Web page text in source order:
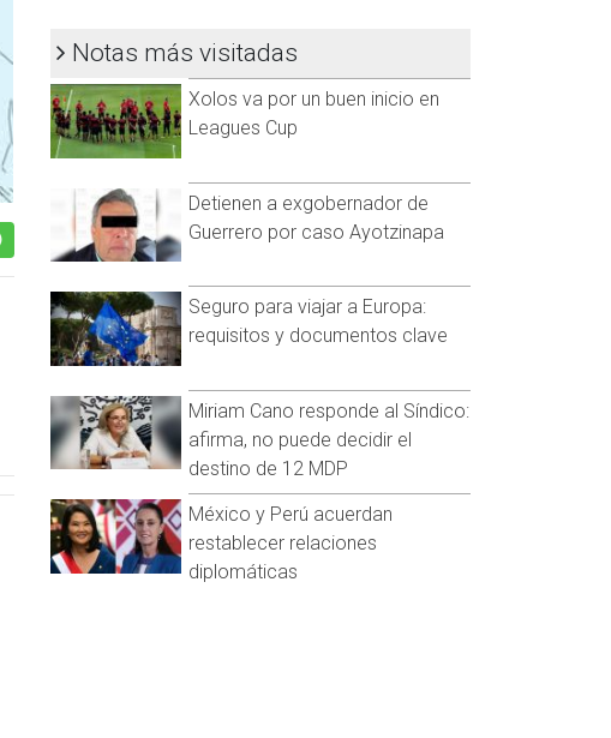
Notas más visitadas
Xolos va por un buen inicio en
Leagues Cup
Detienen a exgobernador de
Guerrero por caso Ayotzinapa
Seguro para viajar a Europa:
requisitos y documentos clave
Miriam Cano responde al Síndico:
afirma, no puede decidir el
destino de 12 MDP
México y Perú acuerdan
restablecer relaciones
diplomáticas